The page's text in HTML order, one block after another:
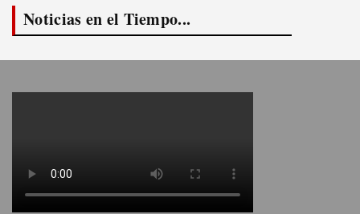
Noticias en el Tiempo...